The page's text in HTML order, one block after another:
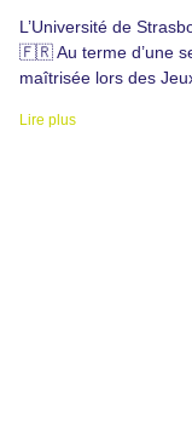
L’Université de
🇫🇷 Au terme d’une
maîtrisée lors des
Lire plus